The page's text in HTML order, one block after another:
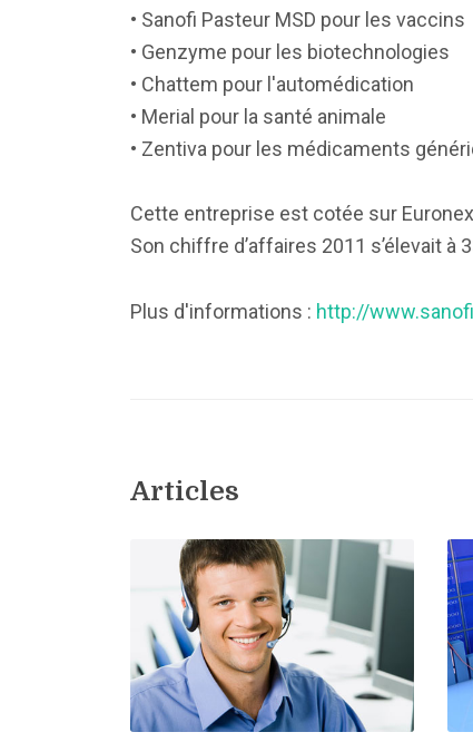
• Sanofi Pasteur MSD pour les vaccins
• Genzyme pour les biotechnologies
• Chattem pour l'automédication
• Merial pour la santé animale
• Zentiva pour les médicaments
Cette entreprise est cotée sur
Son chiffre d’affaires 2011 s’élevait à
Plus d'informations : http://
Articles